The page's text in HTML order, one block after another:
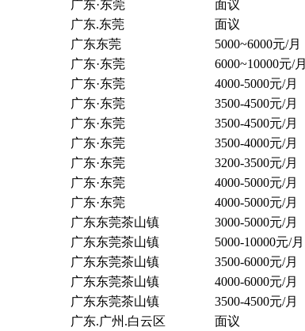
广东·东莞
面议
广东.东莞
面议
广东东莞
5000~6000元/月
广东·东莞
6000~10000元/月
广东·东莞
4000-5000元/月
广东·东莞
3500-4500元/月
广东·东莞
3500-4500元/月
广东·东莞
3500-4000元/月
广东·东莞
3200-3500元/月
广东·东莞
4000-5000元/月
广东·东莞
4000-5000元/月
广东东莞茶山镇
3000-5000元/月
广东东莞茶山镇
5000-10000元/月
广东东莞茶山镇
3500-6000元/月
广东东莞茶山镇
4000-6000元/月
广东东莞茶山镇
3500-4500元/月
广东.广州.白云区
面议